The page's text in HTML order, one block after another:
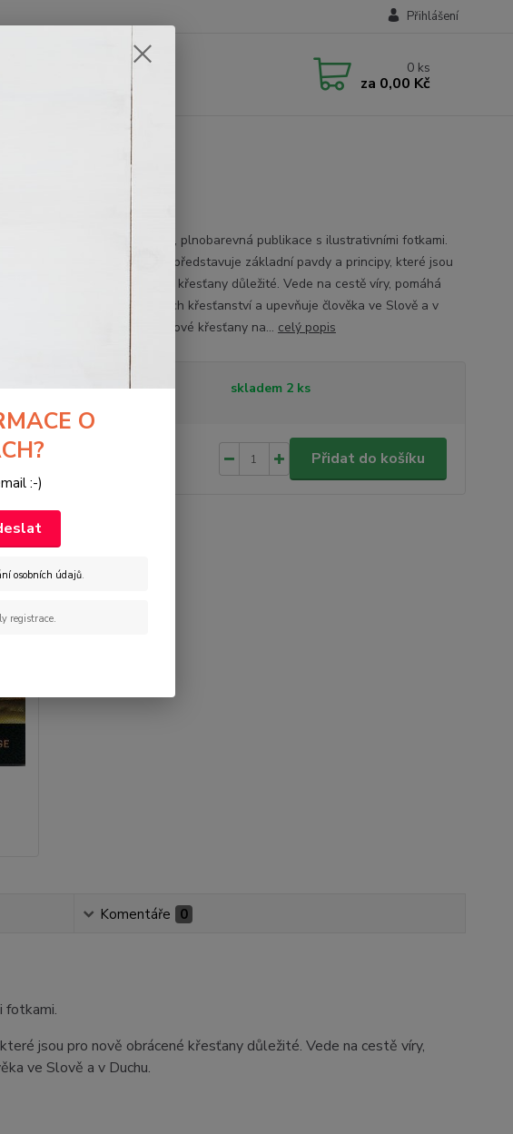
Přihlášení
0 ks
za 0,00 Kč
Atraktivní, moderní, plnobarevná publikace s ilustrativními fotkami.
Jasným způsobem představuje základní pavdy a principy, které jsou
pro nově obrácené křesťany důležité. Vede na cestě víry, pomáhá
zakotvit v základech křesťanství a upevňuje člověka ve Slově a v
Duchu. Čtení pro nové křesťany na... celý popis
Dostupnost skladem 2 ks
Přidat do košíku
Komentáře 0
fotkami.
jsou pro nově obrácené křesťany důležité. Vede na cestě víry,
ve Slově a v Duchu.
O
:-)
osobních údajů.
registrace.